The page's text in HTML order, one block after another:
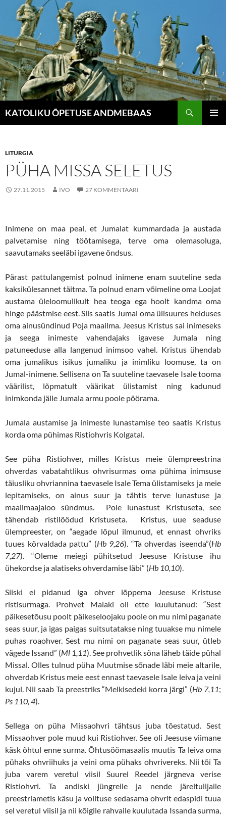
juurde
KATOLIKU ÕPETUSE ANDMEBAAS
LITURGIA
PÜHA MISSA SELETUS
27.11.2015 IVO 27 KOMMENTAARI
Inimene on maa peal, et Jumalat kummardada ja austada
palvetamise ning töötamisega, terve oma olemasoluga,
saavutamaks seeläbi igavene õndsus.
Pärast pattulangemist polnud inimene enam suuteline seda
kaksikülesannet täitma. Ta polnud enam võimeline oma Loojat
austama üleloomulikult hea teoga ega hoolt kandma oma
hinge päästmise eest. Siis saatis Jumal oma ülisuures helduses
oma ainusündinud Poja maailma. Jeesus Kristus sai inimeseks
ja seega inimeste vahendajaks igavese Jumala ning
patuneeduse alla langenud inimsoo vahel. Kristus ühendab
oma jumalikus isikus jumaliku ja inimliku loomuse, ta on
Jumal-inimene. Sellisena on Ta suuteline taevasele Isale tooma
väärilist, lõpmatult väärikat ülistamist ning kadunud
inimkonda jälle Jumala armu poole pöörama.
Jumala austamise ja inimeste lunastamise teo saatis Kristus
korda oma pühimas Ristiohvris Kolgatal.
See püha Ristiohver, milles Kristus meie ülempreestrina
ohverdas vabatahtlikus ohvrisurmas oma pühima inimsuse
täiusliku ohvriannina taevasele Isale Tema ülistamiseks ja meie
lepitamiseks, on ainus suur ja tähtis terve lunastuse ja
maailmaajaloo sündmus. Pole lunastust Kristuseta, see
tähendab ristilöödud Kristuseta. Kristus, uue seaduse
ülempreester, on “aegade lõpul ilmunud, et ennast ohvriks
tuues kõrvaldada pattu” (Hb 9,26). “Ta ohverdas iseenda”(Hb
7,27). “Oleme meiegi pühitsetud Jeesuse Kristuse ihu
ühekordse ja alatiseks ohverdamise läbi” (Hb 10,10).
Siiski ei pidanud iga ohver lõppema Jeesuse Kristuse
ristisurmaga. Prohvet Malaki oli ette kuulutanud: “Sest
päikesetõusu poolt päikeseloojaku poole on mu nimi paganate
seas suur, ja igas paigas suitsutatakse ning tuuakse mu nimele
puhas roaohver. Sest mu nimi on paganate seas suur, ütleb
vägede Issand” (Ml 1,11). See prohvetlik sõna läheb täide pühal
Missal. Olles tulnud püha Muutmise sõnade läbi meie altarile,
ohverdab Kristus meie eest ennast taevasele Isale leiva ja veini
kujul. Nii saab Ta preestriks “Melkisedeki korra järgi” (Hb 7,11;
Ps 110, 4).
Sellega on püha Missaohvri tähtsus juba tõestatud. Sest
Missaohver pole muud kui Ristiohver. See oli Jeesuse viimane
käsk õhtul enne surma. Õhtusöömasaalis muutis Ta leiva oma
pühaks ohvriihuks ja veini oma pühaks ohvrivereks. Nii tõi Ta
juba varem veretul viisil Suurel Reedel järgneva verise
Ristiohvri. Ta andiski jüngreile ja nende järeltulijaile
preestriametis käsu ja volituse sedasama ohvrit edaspidi tuua
sel veretul viisil ja nii kõigile rahvaile kuulutada Issanda surma,